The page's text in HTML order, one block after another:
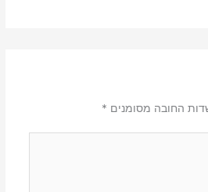
החובה מסומנים *